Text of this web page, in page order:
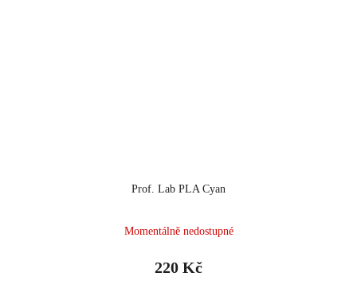
Prof. Lab PLA Cyan
Momentálně nedostupné
220 Kč